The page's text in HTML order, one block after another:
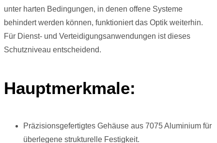
unter harten Bedingungen, in denen offene Systeme
behindert werden können, funktioniert das Optik weiterhin.
Für Dienst- und Verteidigungsanwendungen ist dieses
Schutzniveau entscheidend.
Hauptmerkmale:
Präzisionsgefertigtes Gehäuse aus 7075 Aluminium für
überlegene strukturelle Festigkeit.